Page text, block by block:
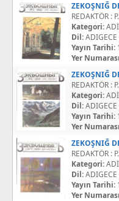
ZEKOŞNIĞ
REDAKTÖR :
Kategori:
Dil:
Yayın Tarihi:
Yer
ZEKOŞNIĞ
REDAKTÖR :
Kategori:
Dil:
Yayın Tarihi:
Yer
ZEKOŞNIĞ
REDAKTÖR :
Kategori:
Dil:
Yayın Tarihi:
Yer